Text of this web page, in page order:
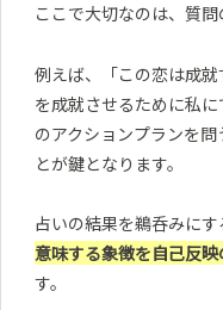
ここで大切なのは、質問
例えば、「この恋は成
を成就させるために私
のアクションプランを
とが鍵となります。
占いの結果を鵜呑みにす
意味する象徴を自己反
す。